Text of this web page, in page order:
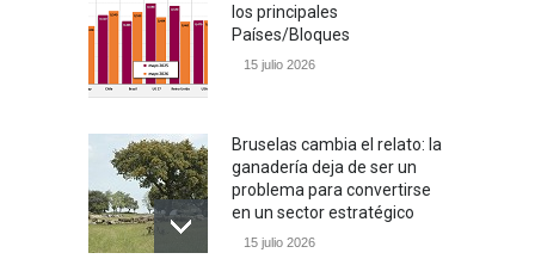
los principales
Países/Bloques
15 julio 2026
Bruselas cambia el relato: la
ganadería deja de ser un
problema para convertirse
en un sector estratégico
15 julio 2026